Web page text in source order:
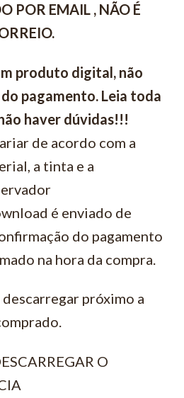
POR EMAIL , NÃO É
produto digital, não
pagamento. Leia toda
haver dúvidas!!!
de acordo com a
a tinta e a
é enviado de
do pagamento
na hora da compra.
próximo a
O